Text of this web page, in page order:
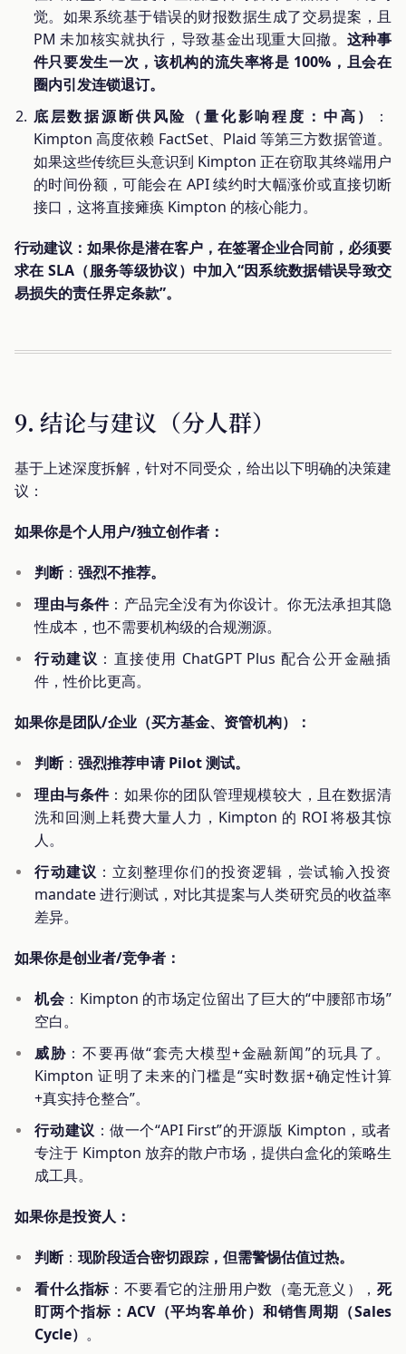
觉。如果系统基于错误的财报数据生成了交易提案，且
PM 未加核实就执行，导致基金出现重大回撤。 这种事
件只要发生一次，该机构的流失率将是 100%，且会在
圈内引发连锁退订。
底层数据源断供风险（量化影响程度：中高）
：
Kimpton 高度依赖 FactSet、Plaid 等第三方数据管道。
如果这些传统巨头意识到 Kimpton 正在窃取其终端用户
的时间份额，可能会在 API 续约时大幅涨价或直接切断
接口，这将直接瘫痪 Kimpton 的核心能力。
行动建议：如果你是潜在客户，在签署企业合同前，必须要
求在 SLA（服务等级协议）中加入“因系统数据错误导致交
易损失的责任界定条款”。
9. 结论与建议（分人群）
基于上述深度拆解，针对不同受众，给出以下明确的决策建
议：
如果你是个人用户/独立创作者：
判断：强烈不推荐。
理由与条件：产品完全没有为你设计。你无法承担其隐
性成本，也不需要机构级的合规溯源。
行动建议 ：直接使用 ChatGPT Plus 配合公开金融插
件，性价比更高。
如果你是团队/企业（买方基金、资管机构）：
判断：强烈推荐申请 Pilot 测试。
理由与条件：如果你的团队管理规模较大，且在数据清
洗和回测上耗费大量人力，Kimpton 的 ROI 将极其惊
人。
行动建议 ：立刻整理你们的投资逻辑，尝试输入投资
mandate 进行测试，对比其提案与人类研究员的收益率
差异。
如果你是创业者/竞争者：
机会：Kimpton 的市场定位留出了巨大的“中腰部市场”
空白。
威胁 ：不要再做“套壳大模型+金融新闻”的玩具了。
Kimpton 证明了未来的门槛是“实时数据+确定性计算
+真实持仓整合”。
行动建议 ：做一个“API First”的开源版 Kimpton，或者
专注于 Kimpton 放弃的散户市场，提供白盒化的策略生
成工具。
如果你是投资人：
判断：现阶段适合密切跟踪，但需警惕估值过热。
看什么指标：不要看它的注册用户数（毫无意义）， 死
盯两个指标：ACV（平均客单价）和销售周期（Sales
Cycle） 。